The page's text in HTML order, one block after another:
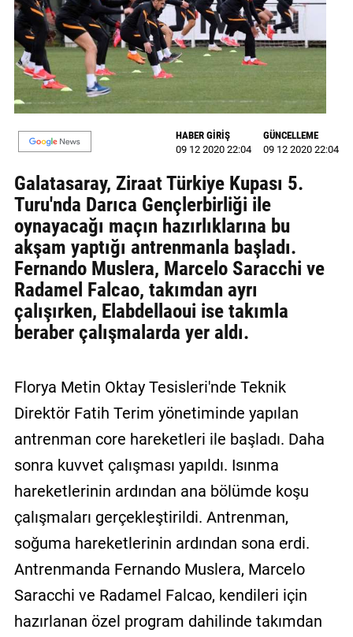
GALERİ
VİDEO
YAZARLAR
ULAŞIN
İletişim
Gizlilik
Sözleşmesi
Kullanıcı
Sözleşmesi
HABER GİRİŞ
09 12 2020 22:04
GÜNCELLEME
09 12 2020 22:04
Galatasaray, Ziraat Türkiye Kupası 5.
Turu'nda Darıca Gençlerbirliği ile
oynayacağı maçın hazırlıklarına bu
akşam yaptığı antrenmanla başladı.
Fernando Muslera, Marcelo Saracchi ve
Radamel Falcao, takımdan ayrı
çalışırken, Elabdellaoui ise takımla
beraber çalışmalarda yer aldı.
Florya Metin Oktay Tesisleri'nde Teknik
Direktör Fatih Terim yönetiminde yapılan
antrenman core hareketleri ile başladı. Daha
sonra kuvvet çalışması yapıldı. Isınma
hareketlerinin ardından ana bölümde koşu
çalışmaları gerçekleştirildi. Antrenman,
soğuma hareketlerinin ardından sona erdi.
Antrenmanda Fernando Muslera, Marcelo
Saracchi ve Radamel Falcao, kendileri için
hazırlanan özel program dahilinde takımdan